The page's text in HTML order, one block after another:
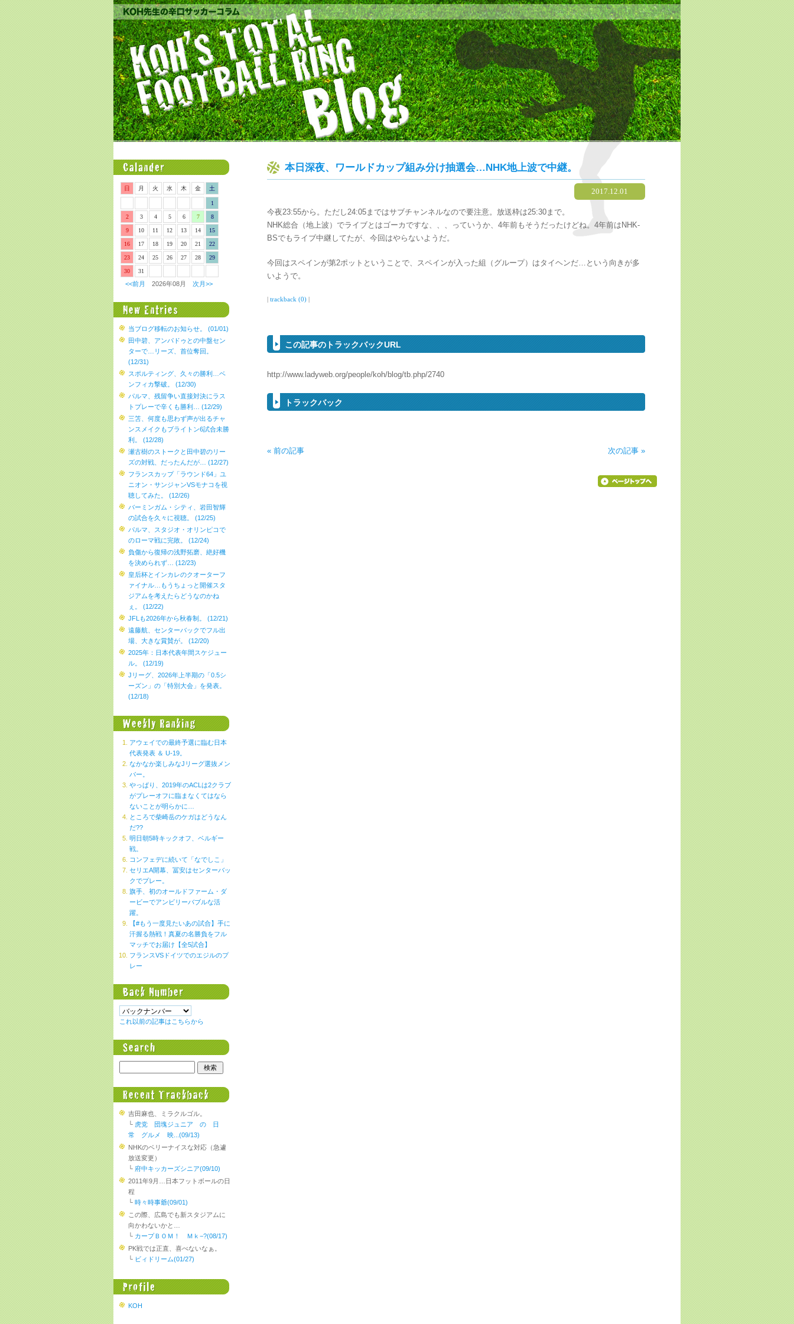
本日深夜、ワールドカップ組み分け抽選会…NHK地上波で中継。
2017.12.01
今夜23:55から。ただし24:05まではサブチャンネルなので要注意。放送枠は25:30まで。
NHK総合（地上波）でライブとはゴーカですな、、、っていうか、4年前もそうだったけどね。4年前はNHK-
BSでもライブ中継してたが、今回はやらないようだ。
今回はスペインが第2ポットということで、スペインが入った組（グループ）はタイヘンだ…という向きが多
いようで。
| trackback (0) |
この記事のトラックバックURL
http://www.ladyweb.org/people/koh/blog/tb.php/2740
トラックバック
« 前の記事 次の記事 »
日 月 火 水 木 金 土
1
2 3 4 5 6 7 8
9 10 11 12 13 14 15
16 17 18 19 20 21 22
23 24 25 26 27 28 29
30 31
<<前月 2026年08月 次月>>
当ブログ移転のお知らせ。 (01/01)
田中碧、アンパドゥとの中盤セン
ターで…リーズ、首位奪回。
(12/31)
スポルティング、久々の勝利…ベ
ンフィカ撃破。 (12/30)
パルマ、残留争い直接対決にラス
トプレーで辛くも勝利… (12/29)
三笘、何度も思わず声が出るチャ
ンスメイクもブライトン6試合未勝
利。 (12/28)
瀬古樹のストークと田中碧のリー
ズの対戦、だったんだが… (12/27)
フランスカップ「ラウンド64」ユ
ニオン・サンジャンVSモナコを視
聴してみた。 (12/26)
バーミンガム・シティ、岩田智輝
の試合を久々に視聴。 (12/25)
パルマ、スタジオ・オリンピコで
のローマ戦に完敗。 (12/24)
負傷から復帰の浅野拓磨、絶好機
を決められず… (12/23)
皇后杯とインカレのクオーターフ
ァイナル…もうちょっと開催スタ
ジアムを考えたらどうなのかね
ぇ。 (12/22)
JFLも2026年から秋春制。 (12/21)
遠藤航、センターバックでフル出
場、大きな賞賛が。 (12/20)
2025年：日本代表年間スケジュー
ル。 (12/19)
Jリーグ、2026年上半期の「0.5シ
ーズン」の「特別大会」を発表。
(12/18)
アウェイでの最終予選に臨む日本
代表発表 ＆ U-19。
なかなか楽しみなJリーグ選抜メン
バー。
やっぱり、2019年のACLは2クラブ
がプレーオフに臨まなくてはなら
ないことが明らかに…
ところで柴崎岳のケガはどうなん
だ??
明日朝5時キックオフ、ベルギー
戦。
コンフェデに続いて「なでしこ」
セリエA開幕、冨安はセンターバッ
クでプレー。
旗手、初のオールドファーム・ダ
ービーでアンビリーバブルな活
躍。
【#もう一度見たいあの試合】手に
汗握る熱戦！真夏の名勝負をフル
マッチでお届け【全5試合】
フランスVSドイツでのエジルのプ
レー
これ以前の記事はこちらから
吉田麻也、ミラクルゴル。
└ 虎党 団塊ジュニア の 日
常 グルメ 映...(09/13)
NHKのベリーナイスな対応（急遽
放送変更）
└ 府中キッカーズシニア(09/10)
2011年9月…日本フットボールの日
程
└ 時々時事爺(09/01)
この際、広島でも新スタジアムに
向かわないかと…
└ カープＢＯＭ！ Ｍｋ−?(08/17)
PK戦では正直、喜べないなぁ。
└ ビィドリーム(01/27)
KOH